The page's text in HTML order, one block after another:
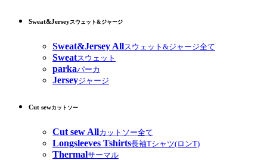
Sweat&Jerseyスウェット&ジャージ
Sweat&Jersey Allスウェット&ジャージ全て
Sweatスウェット
parkaパーカ
Jerseyジャージ
Cut sewカットソー
Cut sew Allカットソー全て
Longsleeves Tshirts長袖Tシャツ(ロンT)
Thermalサーマル